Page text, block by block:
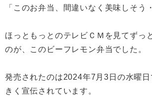
「このお弁当、間違いなく美味しそう
ほっともっとのテレビＣＭを見てずっ
のが、このビーフレモン弁当でした。
発売されたのは2024年7月3日の水曜
きく宣伝されています。